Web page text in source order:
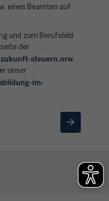
eines Beamten auf
und zum Berufsbild
der
steuern.nrw.
unser
im-